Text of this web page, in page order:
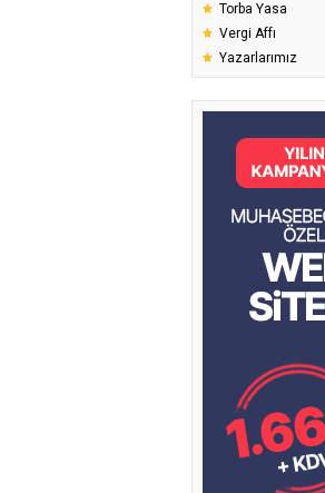
Torba Yasa
Vergi Affı
Yazarlarımız